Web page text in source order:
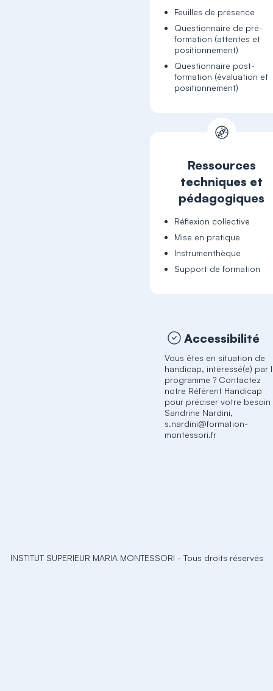
Feuilles de présence
Questionnaire de pré-
formation (attentes et
positionnement)
Questionnaire post-
formation (évaluation et
positionnement)
Ressources
techniques et
pédagogiques
Réflexion collective
Mise en pratique
Instrumenthèque
Support de formation
Accessibilité
Vous êtes en situation de
handicap, intéressé(e) par
programme ? Contactez
notre Référent Handicap
pour préciser votre besoin
Sandrine Nardini,
s.nardini@formation-
montessori.fr
INSTITUT SUPERIEUR MARIA MONTESSORI - Tous droits réservés